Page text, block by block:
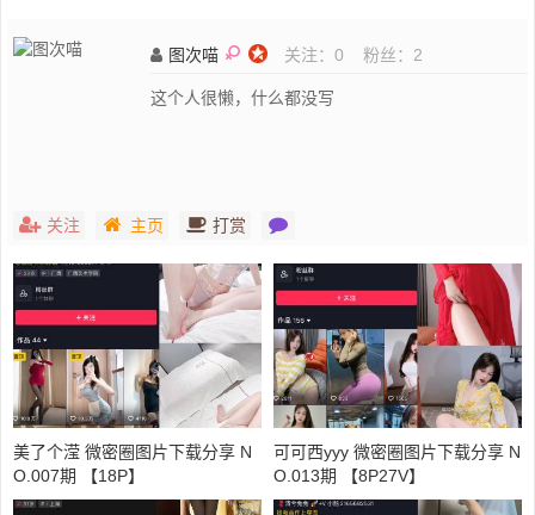
图次喵 关注： 0 粉丝： 2
这个人很懒，什么都没写
关注 主页 打赏
美了个滢 微密圈图片下载分享 N
O.007期 【18P】
可可西yyy 微密圈图片下载分享 N
O.013期 【8P27V】